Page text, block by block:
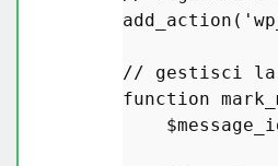
add_action (
// gestisci la
function